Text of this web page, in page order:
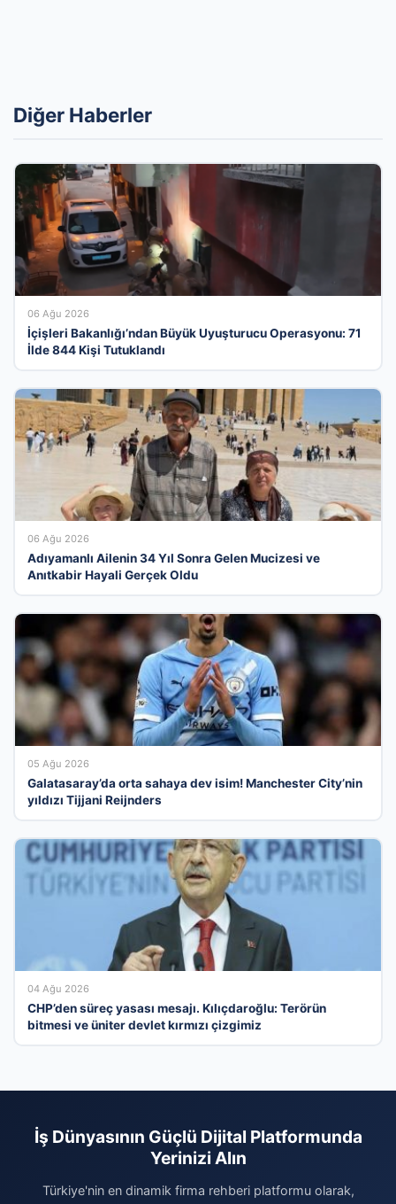
Diğer Haberler
06 Ağu 2026
İçişleri Bakanlığı’ndan Büyük Uyuşturucu Operasyonu: 71
İlde 844 Kişi Tutuklandı
06 Ağu 2026
Adıyamanlı Ailenin 34 Yıl Sonra Gelen Mucizesi ve
Anıtkabir Hayali Gerçek Oldu
05 Ağu 2026
Galatasaray’da orta sahaya dev isim! Manchester City’nin
yıldızı Tijjani Reijnders
04 Ağu 2026
CHP’den süreç yasası mesajı. Kılıçdaroğlu: Terörün
bitmesi ve üniter devlet kırmızı çizgimiz
İş Dünyasının Güçlü Dijital Platformunda
Yerinizi Alın
Türkiye'nin en dinamik firma rehberi platformu olarak,